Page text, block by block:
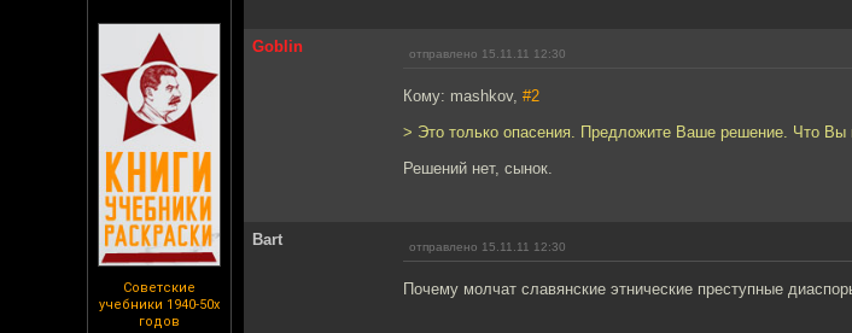
Советские
учебники 1940-50х
годов
Goblin отправлено 15.11.11 12:30
Кому: mashkov, #2
> Это только опасения. Предложите Ваше решение. Что Вы
Решений нет, сынок.
Bart отправлено 15.11.11 12:30
Почему молчат славянские этнические преступные